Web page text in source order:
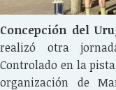
Concepción del
realizó otra
Controlado en la
organización de